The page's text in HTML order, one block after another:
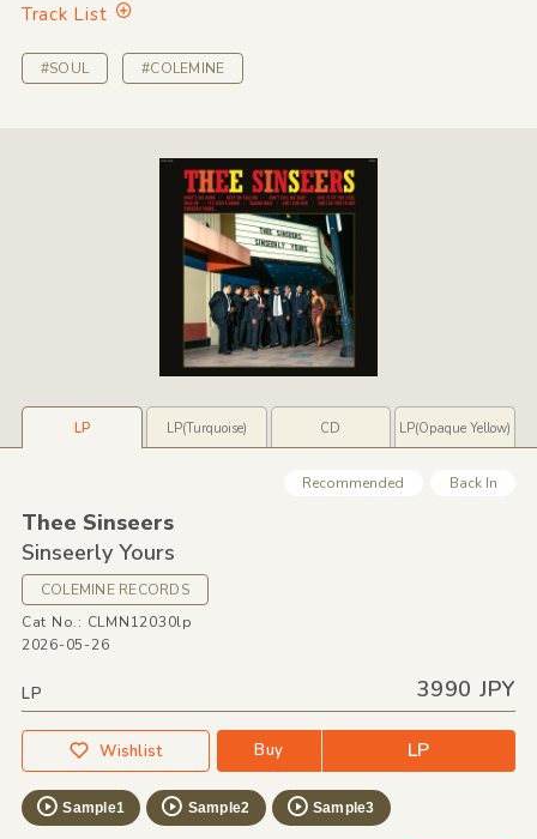
Track List
#SOUL #COLEMINE
LP LP(Turquoise) CD LP(Opaque Yellow)
Recommended Back In
Thee Sinseers
Sinseerly Yours
COLEMINE RECORDS
Cat No.: CLMN12030lp
2026-05-26
LP 3990 JPY
Wishlist Buy LP
Sample1 Sample2 Sample3